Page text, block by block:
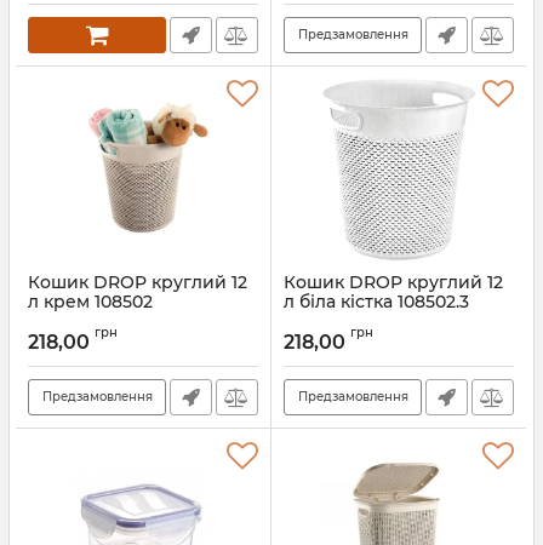
Предзамовлення
Кошик DROP круглий 12
л крем 108502
218,00 грн
Предзамовлення
Кошик DROP круглий 12
л біла кістка 108502.3
218,00 грн
Предзамовлення